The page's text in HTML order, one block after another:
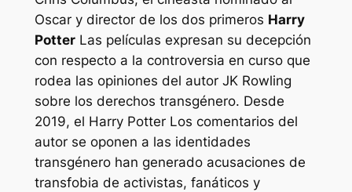
Oscar y director de los dos primeros Harry
PotterLas películas expresan su decepción
con respecto a la controversia en curso que
rodea las opiniones del autor JK Rowling
sobre los derechos transgénero. Desde
2019, el Harry PotterLos comentarios del
autor se oponen a las identidades
transgénero han generado acusaciones de
transfobia de activistas, fanáticos y